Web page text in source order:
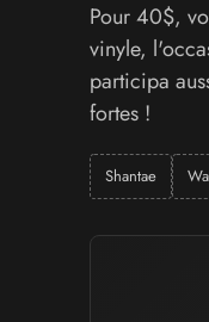
Pour 40$,
vinyle,
participa
fortes !
Shantae